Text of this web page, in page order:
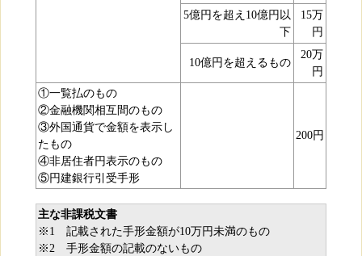
5億円を超え10億円以
下
15万
円
10億円を超えるもの
20万
円
①一覧払のもの
②金融機関相互間のもの
③外国通貨で金額を表示し
たもの
④非居住者円表示のもの
⑤円建銀行引受手形
200円
主な非課税文書
※1 記載された手形金額が10万円未満のもの
※2 手形金額の記載のないもの